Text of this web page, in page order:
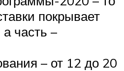
покрывает
а часть –
– от 12 до 20